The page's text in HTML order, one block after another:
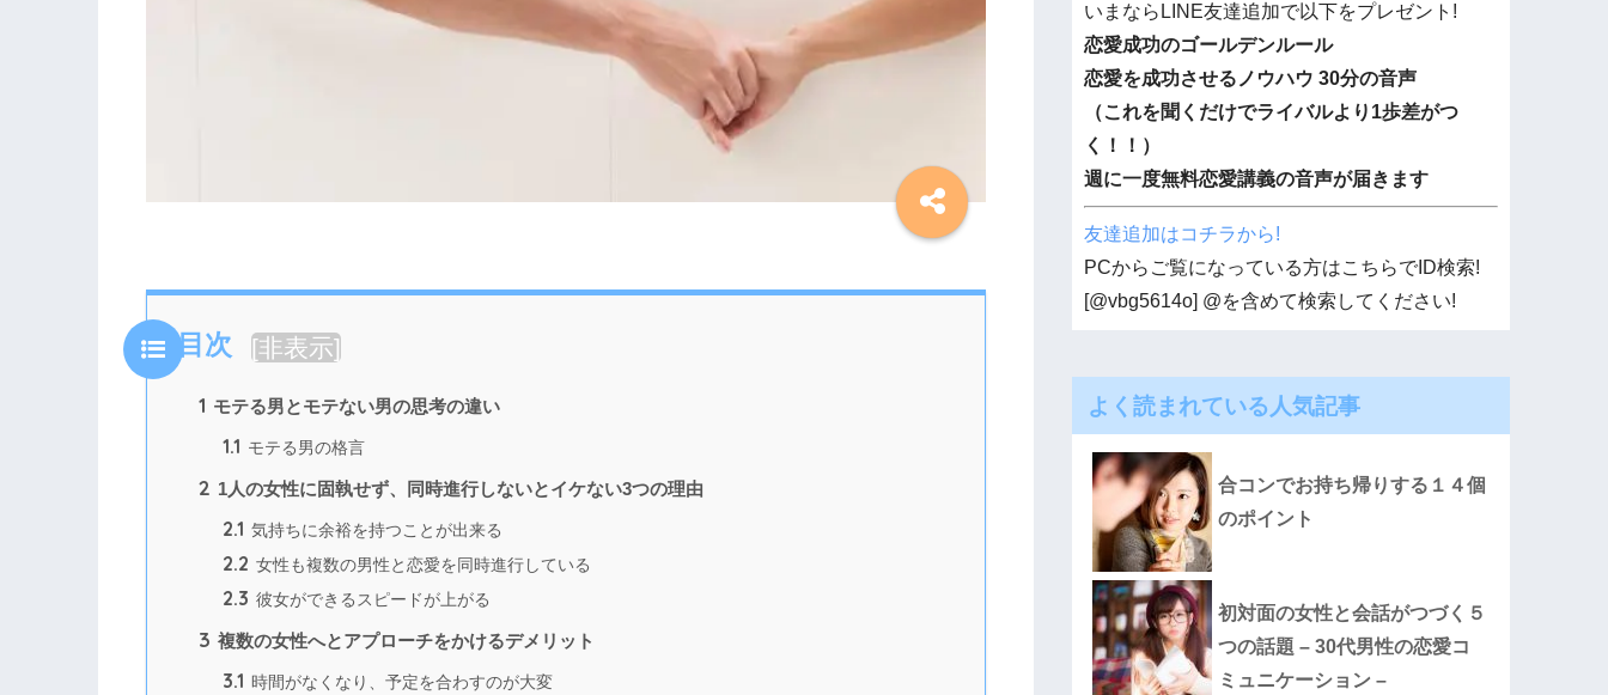
目次 [非表示]
1 モテる男とモテない男の思考の違い
1.1 モテる男の格言
2 1人の女性に固執せず、同時進行しないとイケない3つの理由
2.1 気持ちに余裕を持つことが出来る
2.2 女性も複数の男性と恋愛を同時進行している
2.3 彼女ができるスピードが上がる
3 複数の女性へとアプローチをかけるデメリット
3.1 時間がなくなり、予定を合わすのが大変
いまならLINE友達追加で以下をプレゼント!
恋愛成功のゴールデンルール
恋愛を成功させるノウハウ 30分の音声
（これを聞くだけでライバルより1歩差がつ
く！！）
週に一度無料恋愛講義の音声が届きます
友達追加はコチラから!
PCからご覧になっている方はこちらでID検索!
[@vbg5614o] @を含めて検索してください!
よく読まれている人気記事
合コンでお持ち帰りする１４個
のポイント
初対面の女性と会話がつづく５
つの話題 – 30代男性の恋愛コ
ミュニケーション –